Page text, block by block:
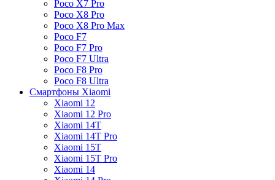
Poco X7 Pro
Poco X8 Pro
Poco X8 Pro Max
Poco F7
Poco F7 Pro
Poco F7 Ultra
Poco F8 Pro
Poco F8 Ultra
Смартфоны Xiaomi
Xiaomi 12
Xiaomi 12 Pro
Xiaomi 14T
Xiaomi 14T Pro
Xiaomi 15T
Xiaomi 15T Pro
Xiaomi 14